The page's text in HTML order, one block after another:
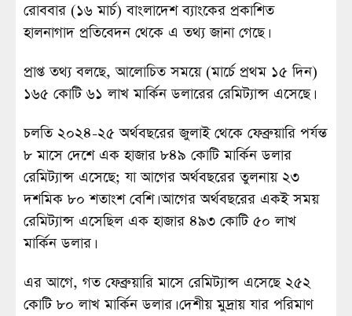
রোববার (১৬ মার্চ) বাংলাদেশ ব্যাংকের প্রকাশিত
হালনাগাদ প্রতিবেদন থেকে এ তথ্য জানা গেছে।
প্রাপ্ত তথ্য বলছে, আলোচিত সময়ে (মার্চে প্রথম ১৫ দিন)
১৬৫ কোটি ৬১ লাখ মার্কিন ডলারের রেমিট্যান্স এসেছে।
চলতি ২০২৪-২৫ অর্থবছরের জুলাই থেকে ফেব্রুয়া‌রি পর্যন্ত
৮ মাসে দেশে এক হাজার ৮৪৯ কোটি মার্কিন ডলার
রেমিট্যান্স এসেছে; যা আগের অর্থবছরের তুলনায় ২৩
দশমিক ৮০ শতাংশ বেশি। আগের অর্থবছরের একই সময়
রেমিট্যান্স এসেছিল এক হাজার ৪৯৩ কোটি ৫০ লাখ
মার্কিন ডলার।
এর আগে, গত ফেব্রুয়ারি মাসে রেমিট্যান্স এসেছে ২৫২
কোটি ৮০ লাখ মার্কিন ডলার। দেশীয় মুদ্রায় যার পরিমাণ